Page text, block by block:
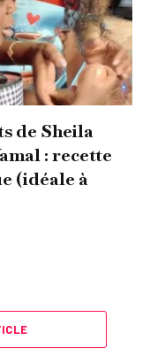
de Sheila
: recette
(idéale à